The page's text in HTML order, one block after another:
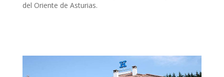
del Oriente de Asturias.